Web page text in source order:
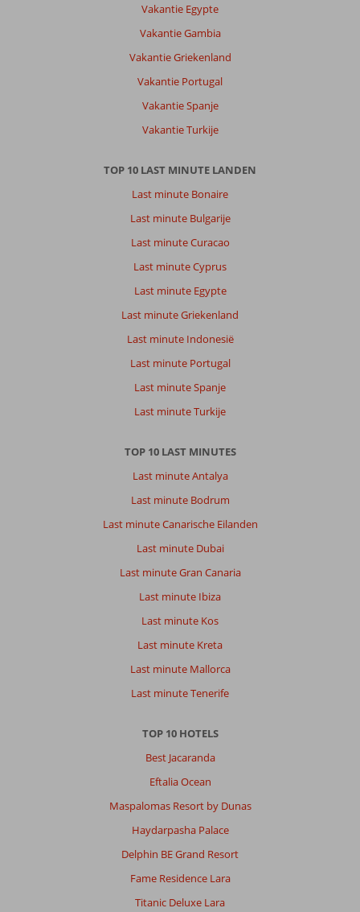
Vakantie Egypte
Vakantie Gambia
Vakantie Griekenland
Vakantie Portugal
Vakantie Spanje
Vakantie Turkije
TOP 10 LAST MINUTE LANDEN
Last minute Bonaire
Last minute Bulgarije
Last minute Curacao
Last minute Cyprus
Last minute Egypte
Last minute Griekenland
Last minute Indonesië
Last minute Portugal
Last minute Spanje
Last minute Turkije
TOP 10 LAST MINUTES
Last minute Antalya
Last minute Bodrum
Last minute Canarische Eilanden
Last minute Dubai
Last minute Gran Canaria
Last minute Ibiza
Last minute Kos
Last minute Kreta
Last minute Mallorca
Last minute Tenerife
TOP 10 HOTELS
Best Jacaranda
Eftalia Ocean
Maspalomas Resort by Dunas
Haydarpasha Palace
Delphin BE Grand Resort
Fame Residence Lara
Titanic Deluxe Lara